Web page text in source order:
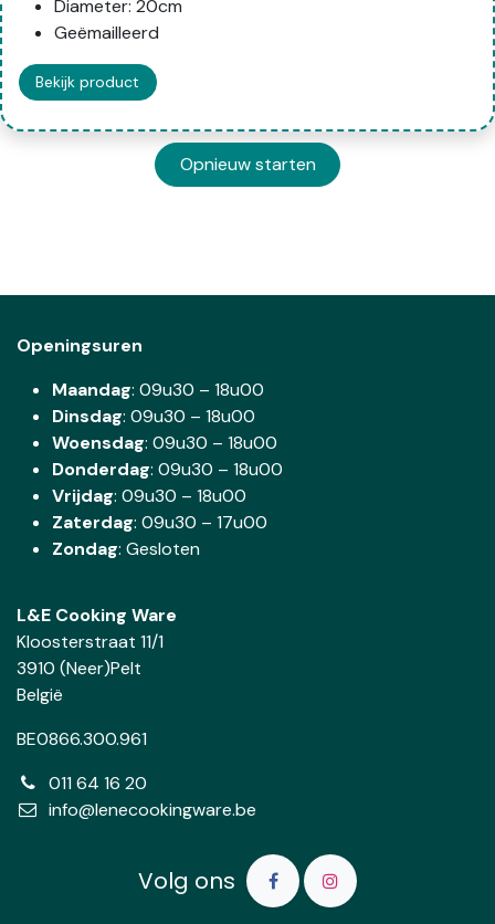
Diameter: 20cm
Geëmailleerd
Bekijk product
Opnieuw starten
Openingsuren
Maandag: 09u30 – 18u00
Dinsdag: 09u30 – 18u00
Woensdag: 09u30 – 18u00
Donderdag: 09u30 – 18u00
Vrijdag: 09u30 – 18u00
Zaterdag: 09u30 – 17u00
Zondag: Gesloten
L&E Cooking Ware
Kloosterstraat 11/1
3910 (Neer)Pelt
België
BE0866.300.961
011 64 16 20
info@lenecookingware.be
Volg ons